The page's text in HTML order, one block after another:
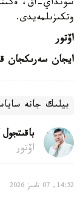
سونداي-اق،
وتكىزىلمەيدى.
اۆتور
ايجان سەرىكجان
بيلىك جانە
اۆتور
14:52, 07 تامىز 2026